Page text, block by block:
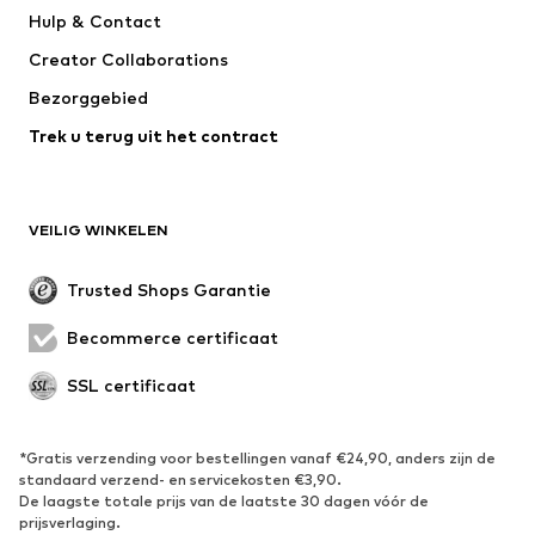
WE Fashion
Hulp & Contact
Creator Collaborations
Bezorggebied
Trek u terug uit het contract
VEILIG WINKELEN
Trusted Shops Garantie
Becommerce certificaat
SSL certificaat
*Gratis verzending voor bestellingen vanaf €24,90, anders zijn de
standaard verzend- en servicekosten €3,90.
De laagste totale prijs van de laatste 30 dagen vóór de
prijsverlaging.